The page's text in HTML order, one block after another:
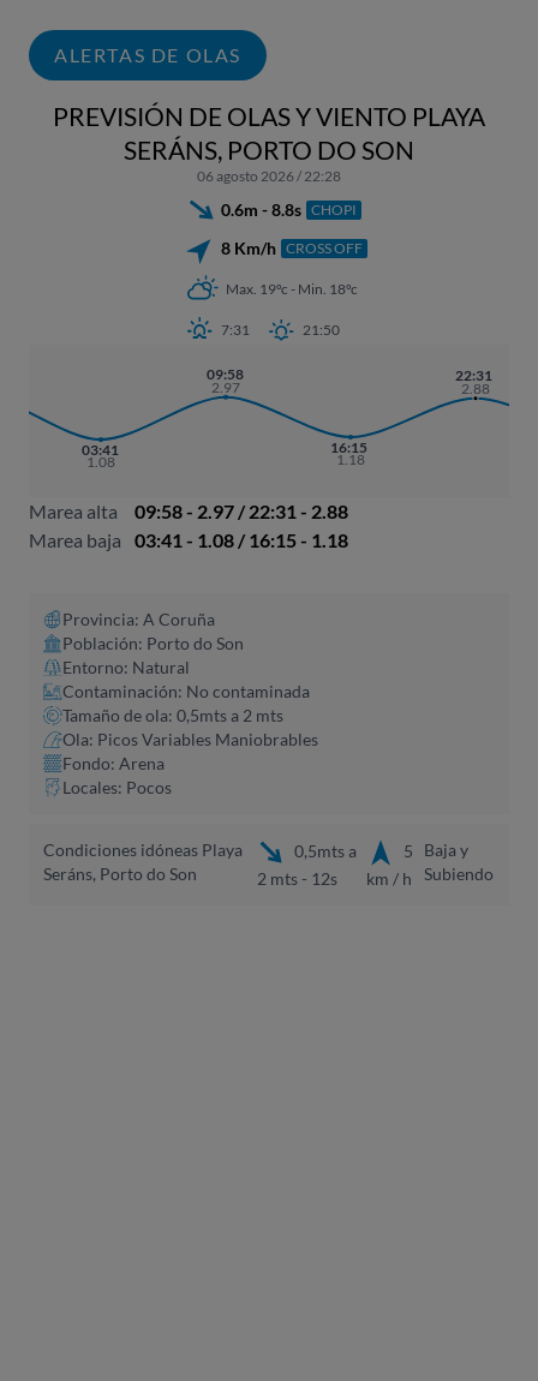
ALERTAS DE OLAS
PREVISIÓN DE OLAS Y VIENTO PLAYA
SERÁNS, PORTO DO SON
06 agosto 2026 / 22:28
0.6m - 8.8s CHOPI
8 Km/h CROSS OFF
Max. 19ºc - Min. 18ºc
7:31 21:50
03:41
1.08
09:58
2.97
16:15
1.18
22:31
2.88
Marea alta
09:58 - 2.97 / 22:31 - 2.88
Marea baja
03:41 - 1.08 / 16:15 - 1.18
Provincia: A Coruña​
Población: Porto do Son
Entorno: Natural
Contaminación: No contaminada
Tamaño de ola: 0,5mts a 2 mts
Ola: Picos Variables Maniobrables
Fondo: Arena
Locales: Pocos
Condiciones idóneas Playa
Seráns, Porto do Son
0,5mts a
2 mts - 12s
5
km / h
Baja y
Subiendo